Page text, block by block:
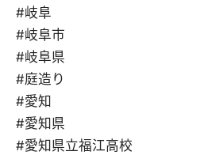
#岐阜
#岐阜市
#岐阜県
#庭造り
#愛知
#愛知県
#愛知県立福江高校